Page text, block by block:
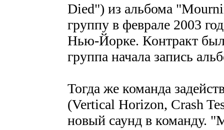
Died") из альбома
группу в феврале 2003
Нью-Йорке. Контракт
группа начала запись
Тогда же команда
(Vertical Horizon, Crash
новый саунд в команду.